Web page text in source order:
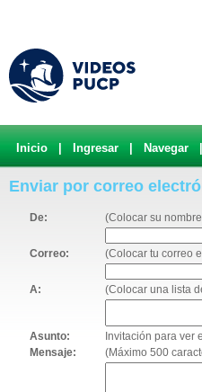
Inicio Ingresar Navegar
Enviar por correo
De: (Colocar su
Correo: (Colocar tu correo
A: (Colocar una lista
Asunto:
Invitación para ver
Mensaje:
(Máximo 500